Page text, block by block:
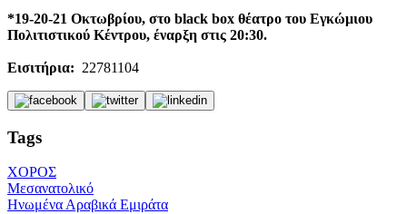
*19-20-21 Οκτωβρίου, στο black box θέατρο του Εγκώμιου
Πολιτιστικού Κέντρου, έναρξη στις 20:30.
Εισιτήρια: 22781104
Tags
ΧΟΡΟΣ
Μεσανατολικό
Ηνωμένα Αραβικά Εμιράτα